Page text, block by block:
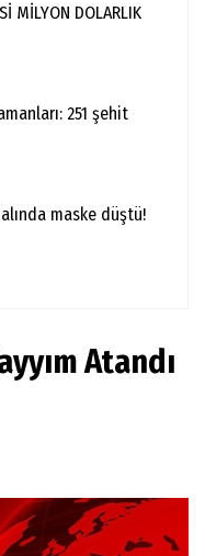
MİLYON DOLARLIK
251 şehit
maske düştü!
Atandı